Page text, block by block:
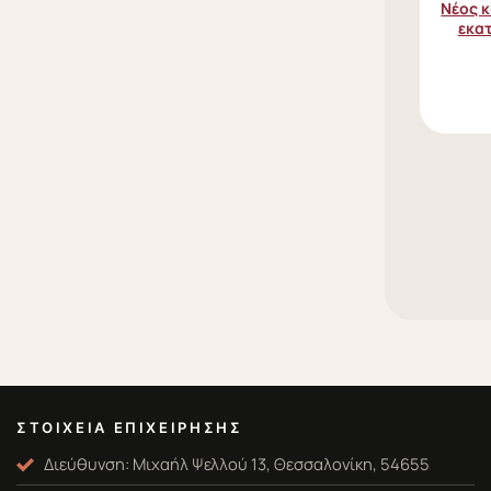
Νέος
ΣΤΟΙΧΕΊΑ ΕΠΙΧΕΊΡΗΣΗΣ
Διεύθυνση: Μιχαήλ Ψελλού 13, Θεσσαλονίκη, 54655